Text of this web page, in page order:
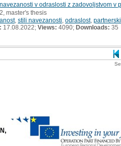
v odraslosti z zadovoljstvom v
master's thesis
, stili navezanosti odraslost,
17.08.2022; Views: 4090; Downloads: 35